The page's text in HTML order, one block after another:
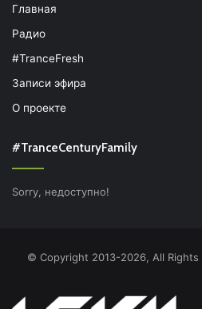
Главная
Радио
#TranceFresh
Записи эфира
О проекте
#TranceCenturyFamily
Sorry, недоступно!
© Copyright 2013-2026, All